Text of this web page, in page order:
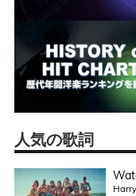
人気の歌詞